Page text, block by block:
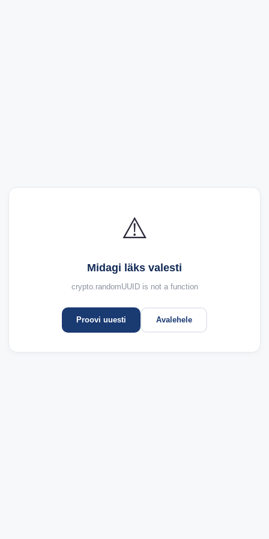
⚠️
Midagi läks valesti
crypto.randomUUID is not a function
Proovi uuesti Avalehele